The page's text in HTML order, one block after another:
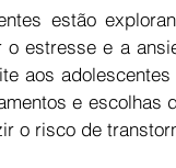
estão
o estresse e a
aos
e escolhas
o risco de